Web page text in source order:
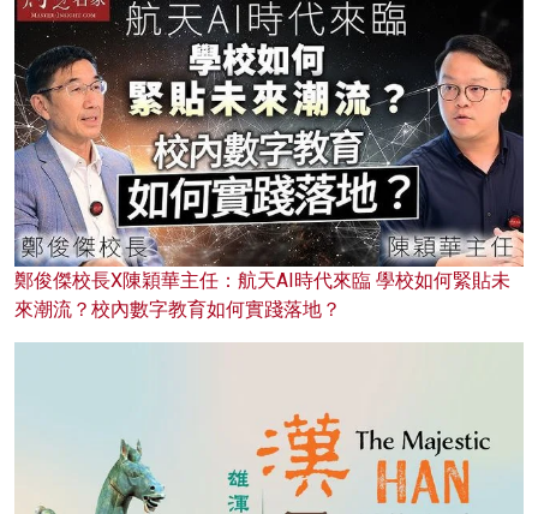
鄭俊傑校長X陳穎華主任：航天AI時代來臨 學校如何緊貼未
來潮流？校內數字教育如何實踐落地？